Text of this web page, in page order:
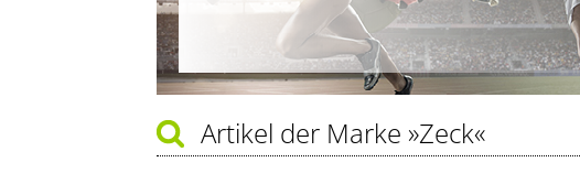
Artikel der Marke »Zeck«